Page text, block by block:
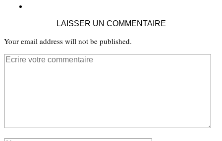
LAISSER UN COMMENTAIRE
Your email address will not be published.